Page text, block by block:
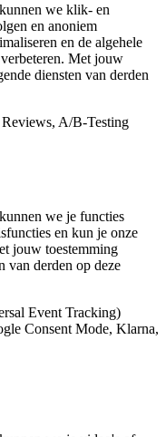
we klik- en
en anoniem
en de algehele
Met jouw
diensten van derden
A/B-Testing
we je functies
en kun je onze
jouw toestemming
van derden op deze
Event Tracking)
Consent Mode, Klarna,